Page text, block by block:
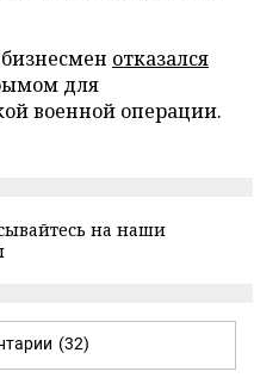
отказался
для
военной операции.
на наши
(32)